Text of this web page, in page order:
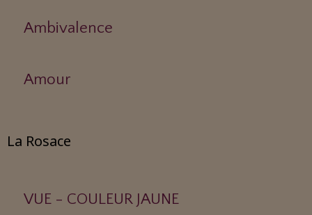
Ambivalence
Amour
La Rosace
VUE - COULEUR JAUNE